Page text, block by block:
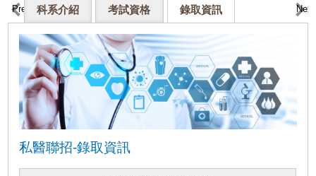
Previous科系介紹 考試資格 錄取資訊 Next
私醫聯招-錄取資訊